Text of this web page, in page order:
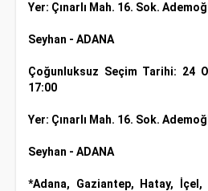
Yer: Çınarlı Mah. 16. Sok.
Seyhan - ADANA
Çoğunluksuz Seçim Tarihi: 24
17:00
Yer: Çınarlı Mah. 16. Sok.
Seyhan - ADANA
*Adana, Gaziantep, Hatay, İçel,